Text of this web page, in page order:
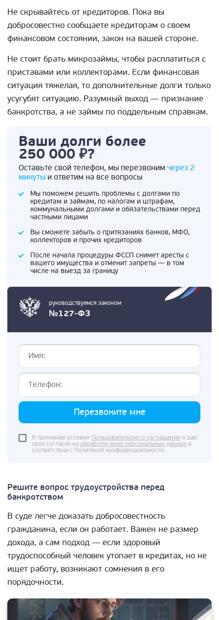
Не скрывайтесь от кредиторов. Пока вы
добросовестно сообщаете кредиторам о своем
финансовом состоянии, закон на вашей стороне.
Не стоит брать микрозаймы, чтобы расплатиться с
приставами или коллекторами. Если финансовая
ситуация тяжелая, то дополнительные долги только
усугубят ситуацию. Разумный выход — признание
банкротства, а не займы по поддельным справкам.
руководствуемся законом
№127-ФЗ
Ваши долги более
250 000 ₽?
Оставьте свой телефон, мы перезвоним через 2
минуты и ответим на все вопросы
Мы поможем решить проблемы с долгами по
кредитам и займам, по налогам и штрафам,
коммунальными долгами и обязательствами перед
частными лицами
Вы сможете забыть о притязаниях банков, МФО,
коллекторов и прочих кредиторов
После начала процедуры ФССП снимет аресты с
вашего имущества и отменит запреты — в том
числе на выезд за границу
Перезвоните мне
Я принимаю условия Пользовательского соглашения и даю
свое согласие на обработку моих персональных данных в
соответствии с Политикой конфиденциальности
Решите вопрос трудоустройства перед
банкротством
В суде легче доказать добросовестность
гражданина, если он работает. Важен не размер
дохода, а сам подход — если здоровый
трудоспособный человек утопает в кредитах, но не
ищет работу, возникают сомнения в его
порядочности.